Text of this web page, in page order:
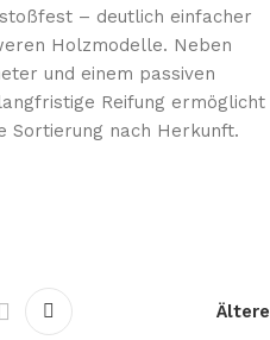
– deutlich einfacher
Holzmodelle. Neben
und einem passiven
Reifung ermöglicht
Sortierung nach Herkunft.
Ältere